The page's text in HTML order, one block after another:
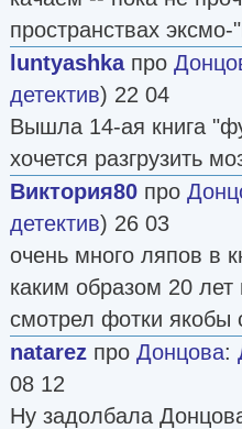
пространствах
luntyashkaпро
детектив) 22 04
Вышла 14-ая книга
хочется разгрузить
Виктория80 про
детектив) 26 03
очень много ляпов в
каким образом 20 лет
смотрел фотки якобы
natarez про Донцова:
08 12
Ну задолбала